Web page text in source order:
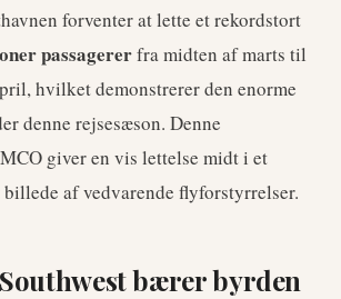
forventer at lette et rekordstort
passagererfra midten af marts til
hvilket demonstrerer den enorme
denne rejsesæson. Denne
giver en vis lettelse midt i et
af vedvarende flyforstyrrelser.
bærer byrden